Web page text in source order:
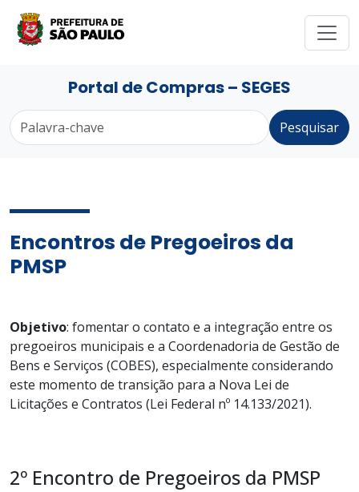
Portal de Compras – SEGES
Pesquisar
Encontros de Pregoeiros da
PMSP
Objetivo: fomentar o contato e a integração entre os
pregoeiros municipais e a Coordenadoria de Gestão de
Bens e Serviços (COBES), especialmente considerando
este momento de transição para a Nova Lei de
Licitações e Contratos (Lei Federal nº 14.133/2021).
2º Encontro de Pregoeiros da PMSP